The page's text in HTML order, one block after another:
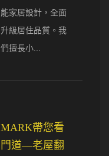
能家居設計，全面
升級居住品質。我
們擅長小...
MARK帶您看
門道—老屋翻